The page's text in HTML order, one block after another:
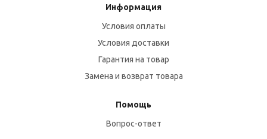
Информация
Условия оплаты
Условия доставки
Гарантия на товар
Замена и возврат товара
Помощь
Вопрос-ответ